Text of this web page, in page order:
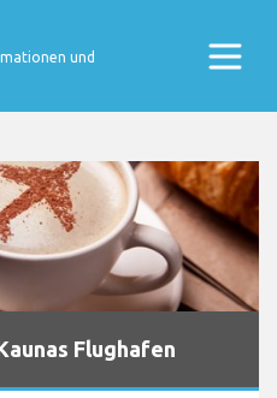
und
Flughafen